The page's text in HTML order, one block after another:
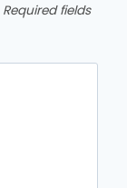
Required fields